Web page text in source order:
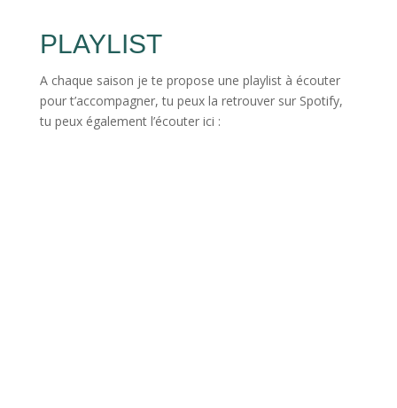
PLAYLIST
A chaque saison je te propose une playlist à écouter
pour t’accompagner, tu peux la retrouver sur Spotify,
tu peux également l’écouter ici :